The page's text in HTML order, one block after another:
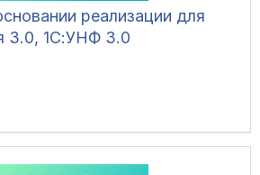
реализации для
3.0, 1С:УНФ 3.0